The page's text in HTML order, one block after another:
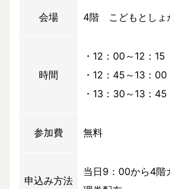
会場 4階 こどもとしょ
時間
・12：00～12：15
・12：45～13：00
・13：30～13：45
参加費 無料
申込み方法
当日9：00から4階